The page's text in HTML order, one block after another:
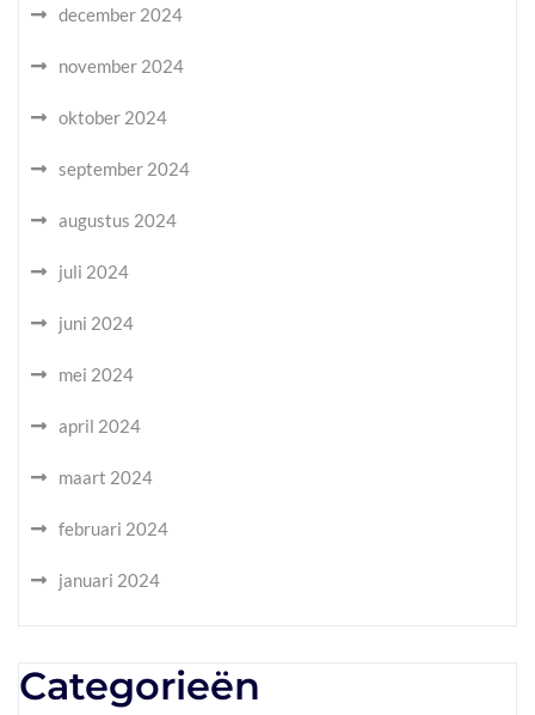
december 2024
november 2024
oktober 2024
september 2024
augustus 2024
juli 2024
juni 2024
mei 2024
april 2024
maart 2024
februari 2024
januari 2024
Categorieën